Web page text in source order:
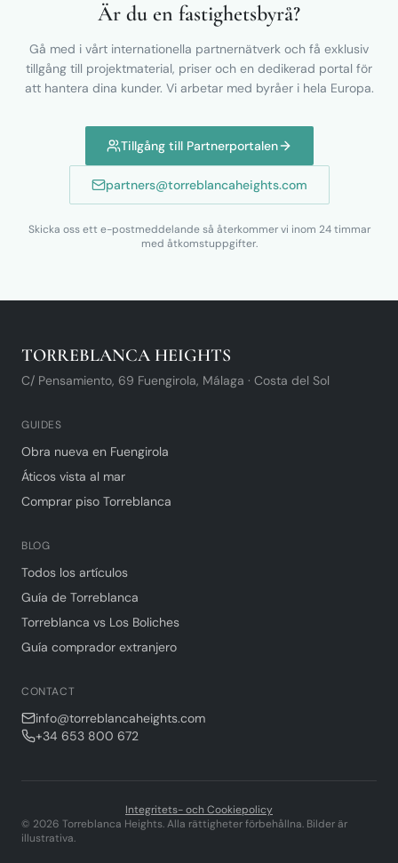
Är du en fastighetsbyrå?
Gå med i vårt internationella partnernätverk och få exklusiv
tillgång till projektmaterial, priser och en dedikerad portal för
att hantera dina kunder. Vi arbetar med byråer i hela Europa.
Tillgång till Partnerportalen
partners@torreblancaheights.com
Skicka oss ett e-postmeddelande så återkommer vi inom 24 timmar
med åtkomstuppgifter.
TORREBLANCA HEIGHTS
C/ Pensamiento, 69 Fuengirola, Málaga · Costa del Sol
GUIDES
Obra nueva en Fuengirola
Áticos vista al mar
Comprar piso Torreblanca
BLOG
Todos los artículos
Guía de Torreblanca
Torreblanca vs Los Boliches
Guía comprador extranjero
CONTACT
info@torreblancaheights.com
+34 653 800 672
Integritets- och Cookiepolicy
© 2026 Torreblanca Heights.Alla rättigheter förbehållna. Bilder är
illustrativa.